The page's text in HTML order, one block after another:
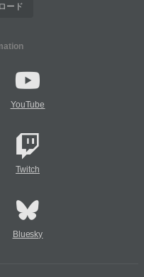
ード
YouTube
Twitch
Bluesky